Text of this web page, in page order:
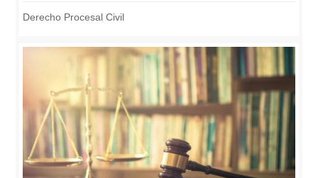
Derecho Procesal Civil